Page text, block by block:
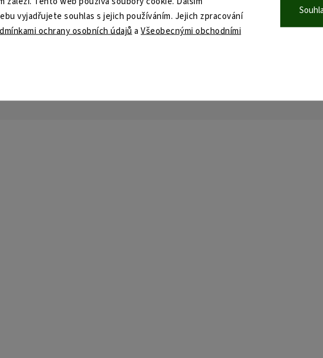
vyjadřujete souhlas s jejich používáním. Jejich zpracování
ochrany osobních údajů a Všeobecnými obchodními
o nových produktech na
Souhlas se zpracováním osobních údajů dle
Podmínek ochrany osobních údajů
. Tímto
dokumentem seznámen. Tento souhlas je